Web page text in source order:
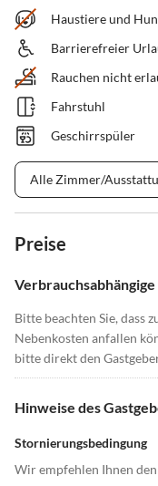
Haustiere und
Barrierefreier
Rauchen nicht
Fahrstuhl
Geschirrspüler
Alle Zimmer/
Preise
Bitte beachten Sie, dass
Nebenkosten anfallen
bitte direkt den
Hinweise des
Stornierungsbedingung
Wir empfehlen Ihnen